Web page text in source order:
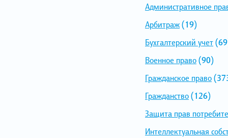
Административное
Арбитраж(19)
Бухгалтерский учет
Военное право(90)
Гражданское право
Гражданство(126)
Защита прав
Интеллектуальная